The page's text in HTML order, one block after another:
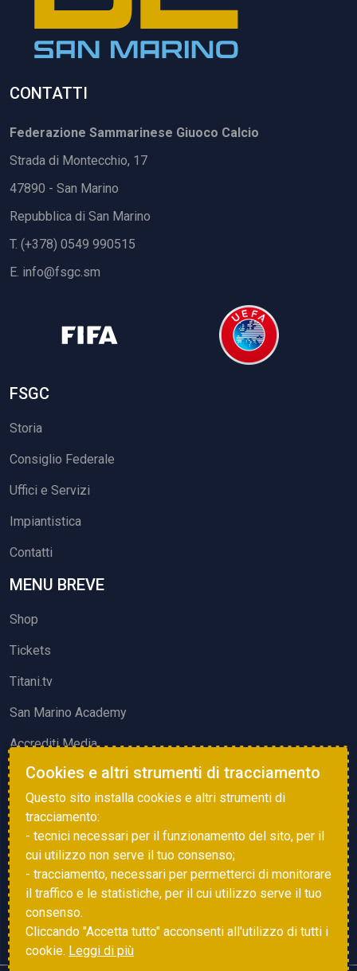
CONTATTI
Federazione Sammarinese Giuoco Calcio
Strada di Montecchio, 17
47890 - San Marino
Repubblica di San Marino
T. (+378) 0549 990515
E. info@fsgc.sm
FSGC
Storia
Consiglio Federale
Uffici e Servizi
Impiantistica
Contatti
MENU BREVE
Shop
Tickets
Titani.tv
San Marino Academy
Accrediti Media
ATTIVITÀ ED EVENTI
Squadre di Calcio
Associazione Sammarinese Arbitri
Vota gol e parata
Cookies e altri strumenti di tracciamento
Questo sito installa cookies e altri strumenti di
tracciamento:
- tecnici necessari per il funzionamento del sito, per il
cui utilizzo non serve il tuo consenso;
- tracciamento, necessari per permetterci di monitorare
il traffico e le statistiche, per il cui utilizzo serve il tuo
consenso.
Cliccando "Accetta tutto" acconsenti all'utilizzo di tutti i
cookie. Leggi di più